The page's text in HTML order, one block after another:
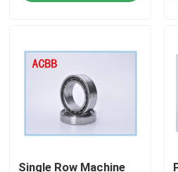
Produtos
Sobre nós
Single Row Machine